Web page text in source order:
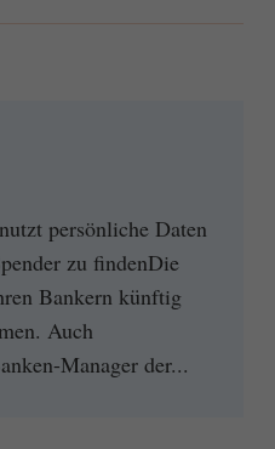
persönliche Daten
zu findenDie
Bankern künftig
Auch
Manager der...